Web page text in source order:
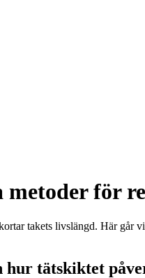
metoder för
takets livslängd. Här går
hur tätskiktet